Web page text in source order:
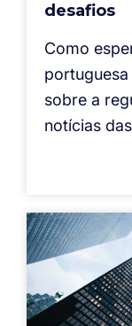
desafios
Como
sobre a
notícias